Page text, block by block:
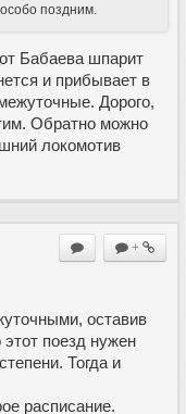
поздним.
Бабаева шпарит
и прибывает в
Дорого,
Обратно можно
локомотив
+
оставив
поезд нужен
Тогда и
расписание.